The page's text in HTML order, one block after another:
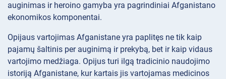
auginimas ir heroino gamyba yra pagrindiniai Afganistano
ekonomikos komponentai.
Opijaus vartojimas Afganistane yra paplitęs ne tik kaip
pajamų šaltinis per auginimą ir prekybą, bet ir kaip vidaus
vartojimo medžiaga. Opijus turi ilgą tradicinio naudojimo
istoriją Afganistane, kur kartais jis vartojamas medicinos